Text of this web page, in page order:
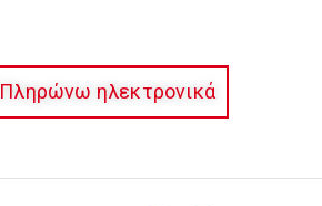
Πληρώνω ηλεκτρονικά